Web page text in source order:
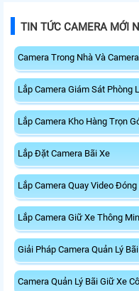
TIN TỨC CAMERA MỚI
Camera Trong Nhà Và
Lắp Camera Giám Sát Phòng
Lắp Camera Kho Hàng Trọn
Lắp Đặt Camera Bãi Xe
Lắp Camera Quay Video
Lắp Camera Giữ Xe Thông
Giải Pháp Camera Quản Lý
Camera Quản Lý Bãi Giữ Xe